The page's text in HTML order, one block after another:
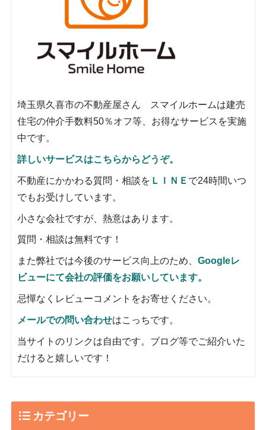
埼玉県久喜市の不動産屋さん スマイルホームは建売
住宅の仲介手数料50％オフ等、お得なサービスを実施
中です。
詳しいサービスはこちらからどうぞ。
不動産にかかわる質問・相談を ＬＩＮＥ で24時間いつ
でもお受けしています。
小さな会社ですが、熱意はあります。
質問・相談は無料です！
また弊社では今後のサービス向上のため、 Googleレ
ビューにて会社の評価をお願いしています。
忌憚なくレビューコメントをお寄せください。
メールでの問い合わせはこっちです。
当サイトのリンクは自由です。ブログ等でご紹介いた
だけると嬉しいです！
カテゴリー